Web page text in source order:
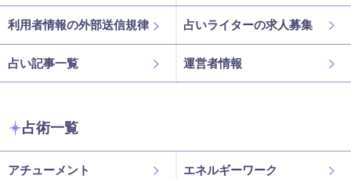
利用者情報の外部送信規律 占いライターの求人募集
占い記事一覧 運営者情報
占術一覧
アチューメント エネルギーワーク